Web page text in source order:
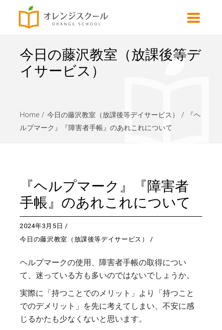
今日の藤沢教室（放課後等デ
イサービス）
Home 今日の藤沢教室（放課後等デイサービス）
『ヘ
ルプマーク』『障害者手帳』のあれこれについて
『ヘルプマーク』『障害者
手帳』のあれこれについて
2024年3月5日
今日の藤沢教室（放課後等デイサービス）
ヘルプマークの使用、障害者手帳の取得につい
て、迷っている方も多いのではないでしょうか。
実際に「持つことでのメリット」より「持つこと
でのデメリット」を先に考えてしまい、不安に感
じるかたも少なくないと思います。